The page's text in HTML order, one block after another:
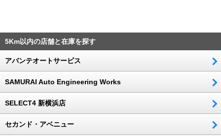
5Km以内の店舗と在庫を探す
アバンテオートサービス
SAMURAI Auto Engineering Works
SELECT4 新横浜店
セカンド・アベニュー